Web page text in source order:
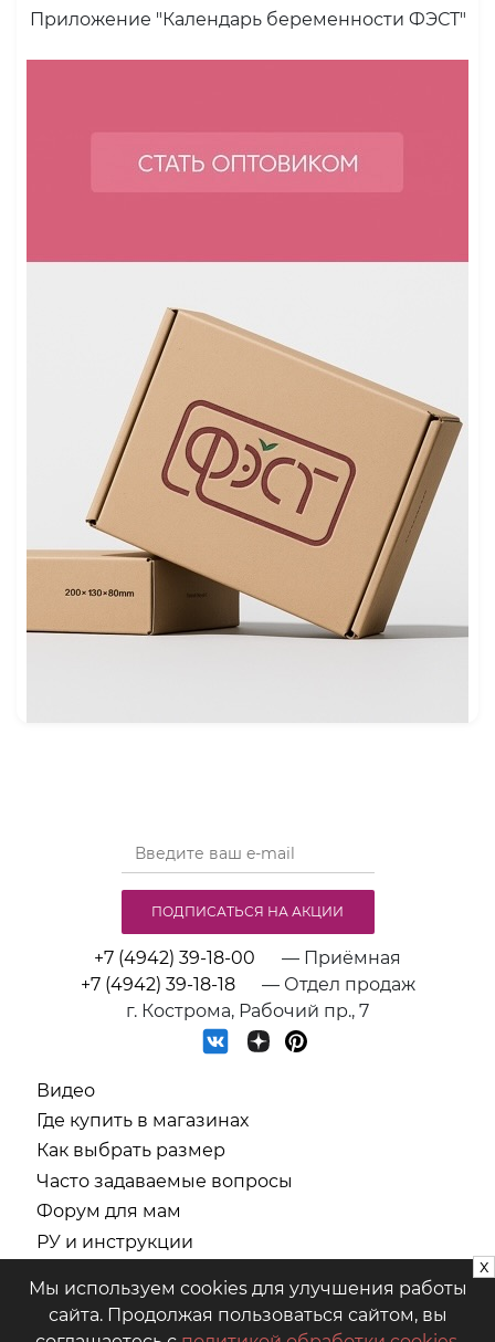
Приложение "Календарь беременности ФЭСТ"
+7 (4942) 39-18-00
— Приёмная
+7 (4942) 39-18-18
— Отдел продаж
г. Кострома, Рабочий пр., 7
Видео
Где купить в магазинах
Как выбрать размер
Часто задаваемые вопросы
Форум для мам
РУ и инструкции
Политика обработки персональных данных
ПОДПИСАТЬСЯ НА АКЦИИ
Мы используем cookies для улучшения работы
сайта. Продолжая пользоваться сайтом, вы
x